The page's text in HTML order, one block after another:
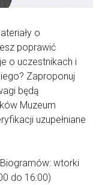
o
poprawić
o uczestnikach i
Zaproponuj
będą
Muzeum
uzupełniane
wtorki
do 16:00)